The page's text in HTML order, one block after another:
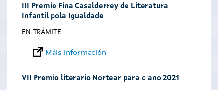
III Premio Fina Casalderrey de Literatura
Infantil pola Igualdade
EN TRÁMITE
Máis información
VII Premio literario Nortear para o ano 2021